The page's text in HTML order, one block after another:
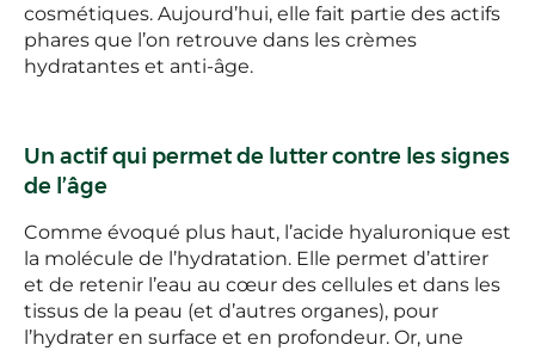
cosmétiques. Aujourd’hui, elle fait partie des actifs
phares que l’on retrouve dans les crèmes
hydratantes et anti-âge.
Un actif qui permet de lutter contre les signes
de l’âge
Comme évoqué plus haut, l’acide hyaluronique est
la molécule de l’hydratation. Elle permet d’attirer
et de retenir l’eau au cœur des cellules et dans les
tissus de la peau (et d’autres organes), pour
l’hydrater en surface et en profondeur. Or, une